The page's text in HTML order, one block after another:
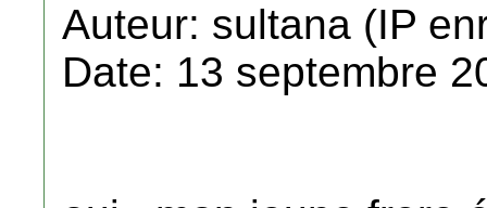
Auteur: sultana (IP
Date: 13 septembre